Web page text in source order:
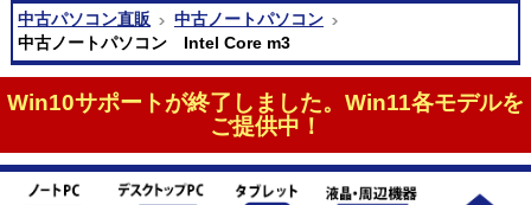
中古パソコン直販
中古ノートパソコン
中古ノートパソコン Intel Core m3
Win10サポートが終了しました。Win11各モデルを
ご提供中！